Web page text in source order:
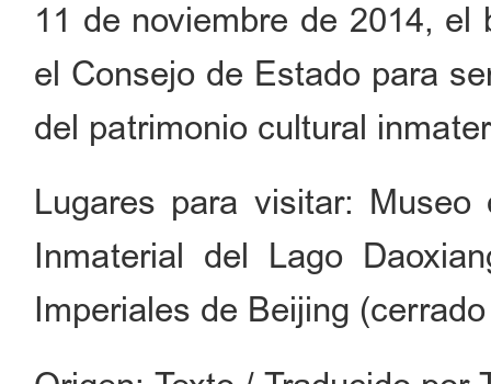
11 de noviembre de 2014, el
el Consejo de Estado para
del patrimonio cultural
Lugares para visitar:
Inmaterial del Lago
Imperiales de Beijing